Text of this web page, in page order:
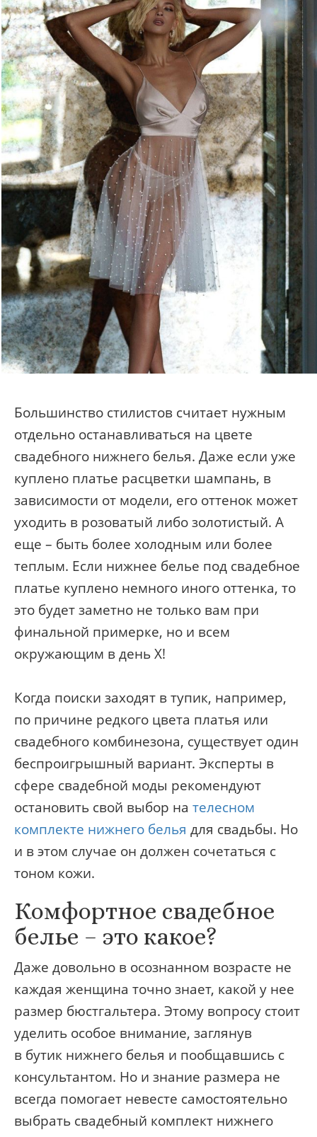
Большинство стилистов считает нужным
отдельно останавливаться на цвете
свадебного нижнего белья. Даже если уже
куплено платье расцветки шампань, в
зависимости от модели, его оттенок может
уходить в розоватый либо золотистый. А
еще – быть более холодным или более
теплым. Если нижнее белье под свадебное
платье куплено немного иного оттенка, то
это будет заметно не только вам при
финальной примерке, но и всем
окружающим в день X!
Когда поиски заходят в тупик, например,
по причине редкого цвета платья или
свадебного комбинезона, существует один
беспроигрышный вариант. Эксперты в
сфере свадебной моды рекомендуют
остановить свой выбор на телесном
комплекте нижнего белья для свадьбы. Но
и в этом случае он должен сочетаться с
тоном кожи.
Комфортное свадебное
белье – это какое?
Даже довольно в осознанном возрасте не
каждая женщина точно знает, какой у нее
размер бюстгальтера. Этому вопросу стоит
уделить особое внимание, заглянув
в бутик нижнего белья и пообщавшись с
консультантом. Но и знание размера не
всегда помогает невесте самостоятельно
выбрать свадебный комплект нижнего